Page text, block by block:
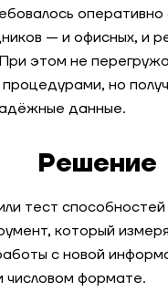
оргструктуры
компании
продуктов
увеличила
оперативно
— и офисных, и
этом не
но
данные.
Решение
тест
который
с новой
числовом формате.